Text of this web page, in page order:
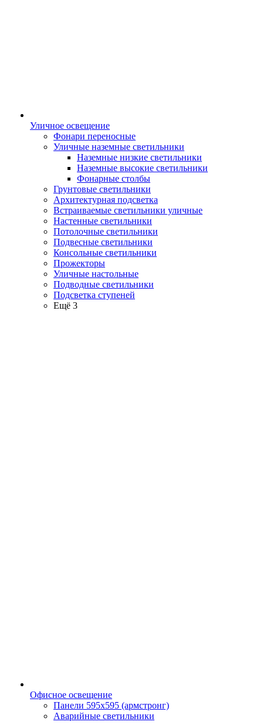
Уличное освещение
Фонари переносные
Уличные наземные светильники
Наземные низкие светильники
Наземные высокие светильники
Фонарные столбы
Грунтовые светильники
Архитектурная подсветка
Встраиваемые светильники уличные
Настенные светильники
Потолочные светильники
Подвесные светильники
Консольные светильники
Прожекторы
Уличные настольные
Подводные светильники
Подсветка ступеней
Ещё 3
Офисное освещение
Панели 595х595 (армстронг)
Аварийные светильники